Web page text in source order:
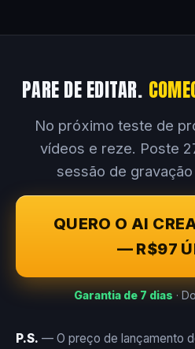
PARE DE EDITAR.
No próximo teste de
vídeos e reze. Poste
sessão de
QUERO O AI
— R$97
Garantia de 7 dias ·
P.S. — O preço de lançamento